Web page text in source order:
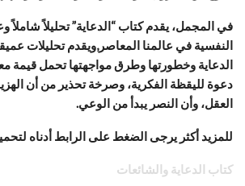
في المجمل، يقدم كتاب “الدعاية” تحليلاً شاملاً
النفسية في عالمنا المعاصر,ويقدم تحليلات
الدعاية وخطورتها وطرق مواجهتها تحمل قيمة
دعوة لليقظة الفكرية، وصرخة تحذير من أن
العقل، وأن النصر يبدأ من الوعي.
للمزيد أكثر يرجى الضغط على الرابط أدناه
كتاب الدعاية والشائعات